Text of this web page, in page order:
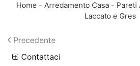
Home - Arredamento Casa- Pareti
Laccato e Gres
Precedente
Contattaci